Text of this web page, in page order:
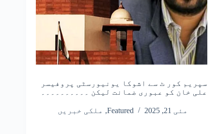
سپریم کور ٹ سے اشوکا یونیورسٹی پروفیسر
علی خان کو عبوری ضمانت لیکن ۔۔۔۔۔۔۔۔۔۔
مئی 21, 2025 Featured
, ملکی خبریں